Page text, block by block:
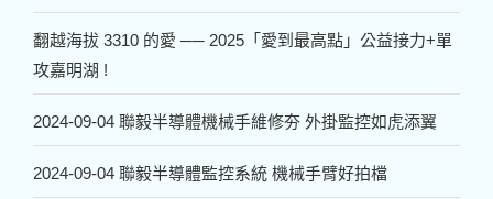
翻越海拔 3310 的愛 ── 2025「愛到最高點」公益接力+單
攻嘉明湖 !
2024-09-04 聯毅半導體機械手維修夯 外掛監控如虎添翼
2024-09-04 聯毅半導體監控系統 機械手臂好拍檔